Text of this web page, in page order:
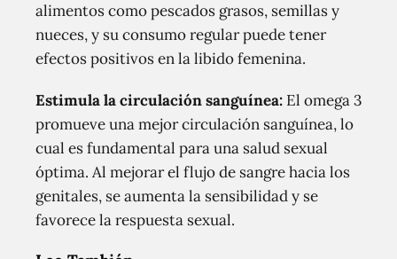
alimentos como pescados grasos, semillas y
nueces, y su consumo regular puede tener
efectos positivos en la libido femenina.
Estimula la circulación sanguínea: El omega 3
promueve una mejor circulación sanguínea, lo
cual es fundamental para una salud sexual
óptima. Al mejorar el flujo de sangre hacia los
genitales, se aumenta la sensibilidad y se
favorece la respuesta sexual.